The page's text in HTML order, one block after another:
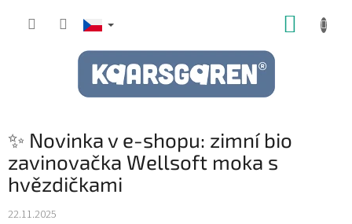
✨ Novinka v e-shopu: zimní bio
zavinovačka Wellsoft moka s
hvězdičkami
22.11.2025